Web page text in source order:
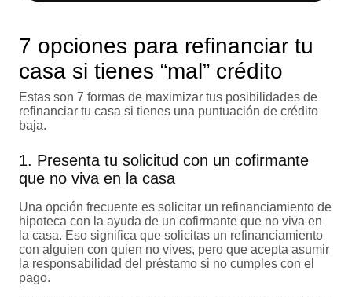
7 opciones para refinanciar tu
casa si tienes “mal” crédito
Estas son 7 formas de maximizar tus posibilidades de
refinanciar tu casa si tienes una puntuación de crédito
baja.
1. Presenta tu solicitud con un cofirmante
que no viva en la casa
Una opción frecuente es solicitar un refinanciamiento de
hipoteca con la ayuda de un cofirmante que no viva en
la casa. Eso significa que solicitas un refinanciamiento
con alguien con quien no vives, pero que acepta asumir
la responsabilidad del préstamo si no cumples con el
pago.